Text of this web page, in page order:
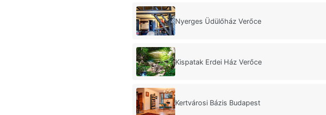
Nyerges Üdülőház Verőce
Kispatak Erdei Ház Verőce
Kertvárosi Bázis Budapest